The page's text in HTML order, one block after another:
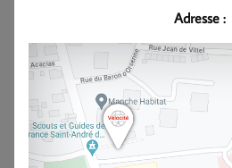
Adresse :